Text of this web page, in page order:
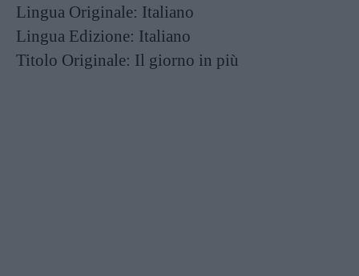
Lingua Originale: Italiano
Lingua Edizione: Italiano
Titolo Originale: Il giorno in più